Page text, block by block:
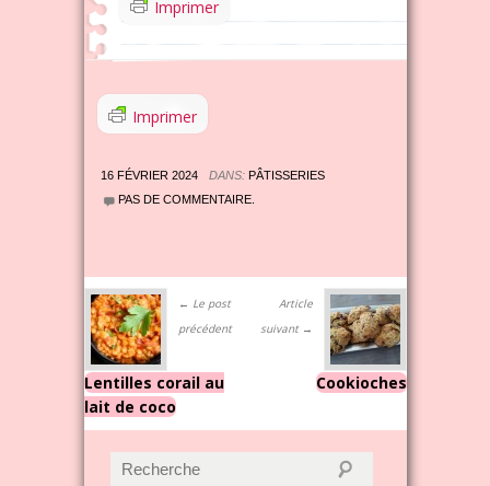
Imprimer
Imprimer
16 FÉVRIER 2024 DANS: PÂTISSERIES
PAS DE COMMENTAIRE.
← Le post
précédent
Lentilles corail au
lait de coco
Article
suivant →
Cookioches